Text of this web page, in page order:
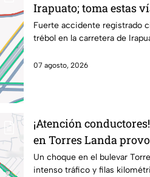
Irapuato; toma estas
Fuerte accidente registrado
trébol en la carretera de
07 agosto, 2026
¡Atención
en Torres Landa
kilométricas a esta
Un choque en el bulevar
intenso tráfico y filas